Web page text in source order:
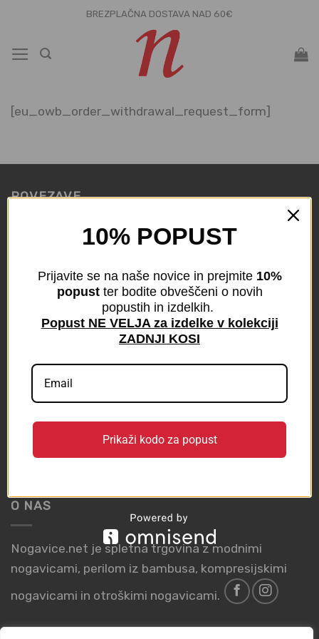
vsebino
BREZPLAČNA DOSTAVA NAD 60€
[eu_owb_order_withdrawal_request_form]
POVEZAVE
BLOG
Odstop od pogodbe
PRIJAVA NA NOVICE
O NAS
Nogavice.net je spletna trgovina z modnimi
nogavicami, perilom iz bambusa, kompresijskimi
nogavicami in otroškimi nogavicami.
10% POPUST
Prijavite se na naše novice in prejmite 10%
popust ter bodite obveščeni o novih
popustih in izdelkih.
Popust NE VELJA za izdelke v kolekciji
ZADNJI KOSI
Prikaži kodo za popust